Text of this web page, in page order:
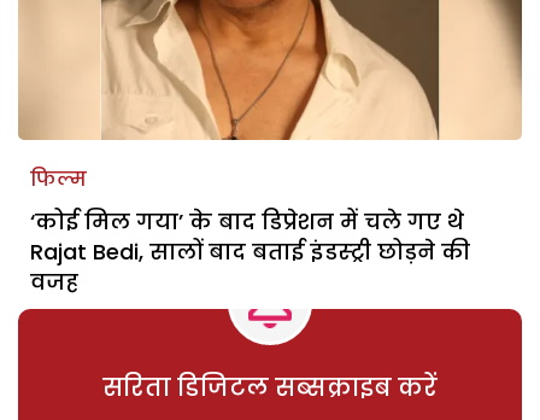
फिल्म
‘कोई मिल गया’ के बाद डिप्रेशन में चले गए थे
Rajat Bedi, सालों बाद बताई इंडस्ट्री छोड़ने की
वजह
सरिता डिजिटल सब्सक्राइब करें